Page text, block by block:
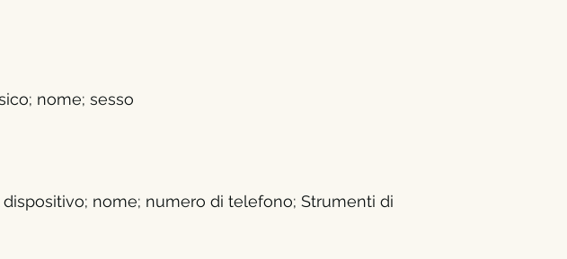
nome; sesso
nome; numero di telefono; Strumenti di